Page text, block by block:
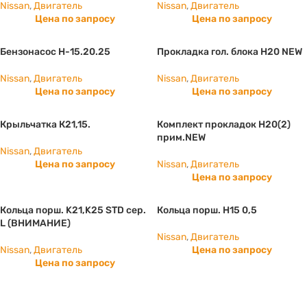
Nissan,Двигатель
Цена по запросу
Nissan,Двигатель
Цена по запросу
Бензонасос H-15.20.25
Nissan,Двигатель
Цена по запросу
Прокладка гол. блока H20 NEW
Nissan,Двигатель
Цена по запросу
Крыльчатка К21,15.
Nissan,Двигатель
Цена по запросу
Комплект прокладок H20(2)
прим.NEW
Nissan,Двигатель
Цена по запросу
Кольца порш. K21,K25 STD сер.
L (ВНИМАНИЕ)
Nissan,Двигатель
Цена по запросу
Кольца порш. H15 0,5
Nissan,Двигатель
Цена по запросу